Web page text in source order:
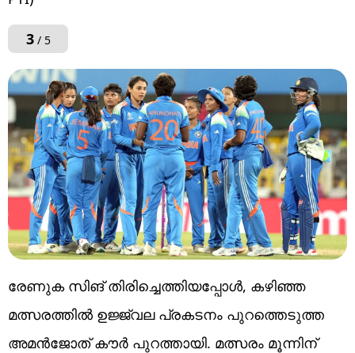
3/ 5
രേണുക സിങ് തിരിച്ചെത്തിയപ്പോള്‍, കഴിഞ്ഞ
മത്സരത്തില്‍ ഉജ്ജ്വല പ്രകടനം പുറത്തെടുത്ത
അമന്‍ജോത് കൗര്‍ പുറത്തായി. മത്സരം മൂന്നിന്